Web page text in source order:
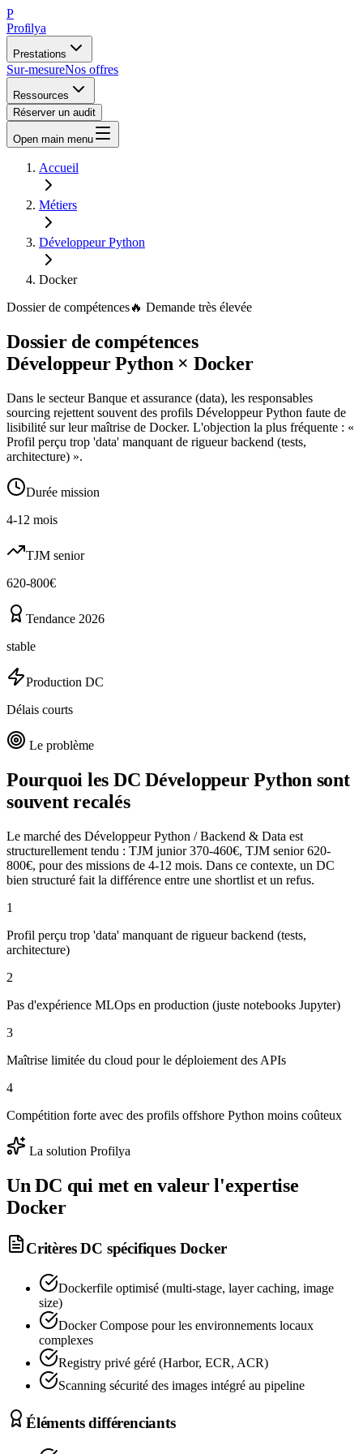
P
Profilya
Prestations
Sur-mesureNos offres
Ressources
Réserver un audit
Open main menu
Accueil
Métiers
Développeur Python
Docker
Dossier de compétences🔥 Demande très élevée
Dossier de compétences
Développeur Python × Docker
Dans le secteur Banque et assurance (data), les responsables
sourcing rejettent souvent des profils Développeur Python faute de
lisibilité sur leur maîtrise de Docker. L'objection la plus fréquente : «
Profil perçu trop 'data' manquant de rigueur backend (tests,
architecture) ».
Durée mission
4-12 mois
TJM senior
620-800€
Tendance 2026
stable
Production DC
Délais courts
Le problème
Pourquoi les DCDéveloppeur Python sont
souvent recalés
Le marché des Développeur Python / Backend & Data est
structurellement tendu : TJM junior 370-460€, TJM senior 620-
800€, pour des missions de 4-12 mois. Dans ce contexte, un DC
bien structuré fait la différence entre une shortlist et un refus.
1
Profil perçu trop 'data' manquant de rigueur backend (tests,
architecture)
2
Pas d'expérience MLOps en production (juste notebooks Jupyter)
3
Maîtrise limitée du cloud pour le déploiement des APIs
4
Compétition forte avec des profils offshore Python moins coûteux
La solution Profilya
Un DC qui met en valeur l'expertise
Docker
Critères DC spécifiques Docker
Dockerfile optimisé (multi-stage, layer caching, image
size)
Docker Compose pour les environnements locaux
complexes
Registry privé géré (Harbor, ECR, ACR)
Scanning sécurité des images intégré au pipeline
Éléments différenciants